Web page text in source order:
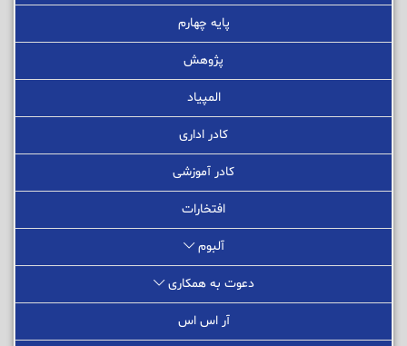
پایه چهارم
پژوهش
المپیاد
کادر اداری
کادر آموزشی
افتخارات
آلبوم
دعوت به همکاری
آر اس اس